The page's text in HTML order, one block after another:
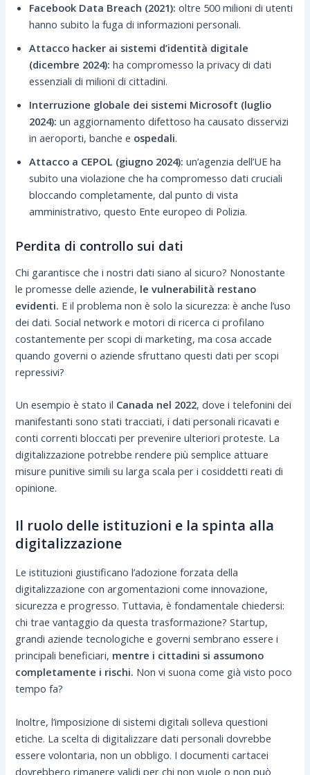
Facebook Data Breach (2021): oltre 500 milioni di utenti
hanno subito la fuga di informazioni personali.
Attacco hacker ai sistemi d’identità digitale
(dicembre 2024): ha compromesso la privacy di dati
essenziali di milioni di cittadini.
Interruzione globale dei sistemi Microsoft (luglio
2024): un aggiornamento difettoso ha causato disservizi
in aeroporti, banche e ospedali.
Attacco a CEPOL (giugno 2024): un’agenzia dell’UE ha
subito una violazione che ha compromesso dati cruciali
bloccando completamente, dal punto di vista
amministrativo, questo Ente europeo di Polizia.
Perdita di controllo sui dati
Chi garantisce che i nostri dati siano al sicuro? Nonostante
le promesse delle aziende, le vulnerabilità restano
evidenti. E il problema non è solo la sicurezza: è anche l’uso
dei dati. Social network e motori di ricerca ci profilano
costantemente per scopi di marketing, ma cosa accade
quando governi o aziende sfruttano questi dati per scopi
repressivi?
Un esempio è stato il Canada nel 2022, dove i telefonini dei
manifestanti sono stati tracciati, i dati personali ricavati e
conti correnti bloccati per prevenire ulteriori proteste. La
digitalizzazione potrebbe rendere più semplice attuare
misure punitive simili su larga scala per i cosiddetti reati di
opinione.
Il ruolo delle istituzioni e la spinta alla
digitalizzazione
Le istituzioni giustificano l’adozione forzata della
digitalizzazione con argomentazioni come innovazione,
sicurezza e progresso. Tuttavia, è fondamentale chiedersi:
chi trae vantaggio da questa trasformazione? Startup,
grandi aziende tecnologiche e governi sembrano essere i
principali beneficiari, mentre i cittadini si assumono
completamente i rischi. Non vi suona come già visto poco
tempo fa?
Inoltre, l’imposizione di sistemi digitali solleva questioni
etiche. La scelta di digitalizzare dati personali dovrebbe
essere volontaria, non un obbligo. I documenti cartacei
dovrebbero rimanere validi per chi non vuole o non può